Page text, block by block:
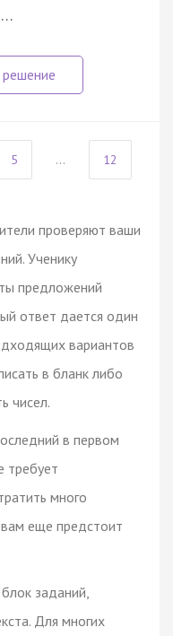
5 ... 12
проверяют ваши
Ученику
предложений
ответ дается один
вариантов
в бланк либо
чисел.
в первом
требует
много
еще предстоит
заданий,
Для многих